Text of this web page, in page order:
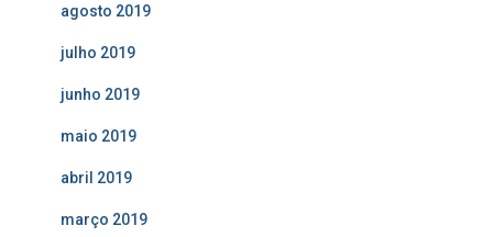
agosto 2019
julho 2019
junho 2019
maio 2019
abril 2019
março 2019